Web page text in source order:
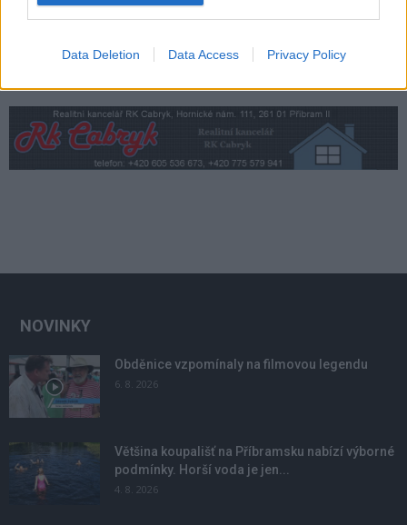
Data Deletion Data Access Privacy Policy
NOVINKY
Obděnice vzpomínaly na filmovou legendu
6. 8. 2026
Většina koupališť na Příbramsku nabízí výborné
podmínky. Horší voda je jen...
4. 8. 2026